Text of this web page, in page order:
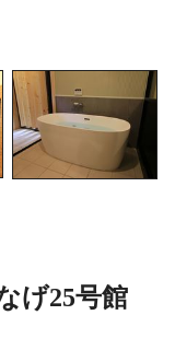
げ25号館